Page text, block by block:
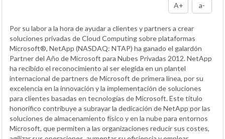
A+ a-
Por su labor a la hora de ayudar a clientes y partners a crear
soluciones privadas de Cloud Computing sobre plataformas
Microsoft®, NetApp (NASDAQ: NTAP) ha ganado el galardón
Partner del Año de Microsoft para Nubes Privadas 2012. NetApp
ha recibido el reconocimiento al ser elegida en un plantel
internacional de partners de Microsoft de primera línea, por su
excelencia en la innovación y la implementación de soluciones
para clientes basadas en tecnologías de Microsoft. Este título
honorífico contribuye a subrayar la dedicación de NetApp por las
soluciones de almacenamiento físico y en la nube para entornos
Microsoft, que permiten a las organizaciones reducir sus costes,